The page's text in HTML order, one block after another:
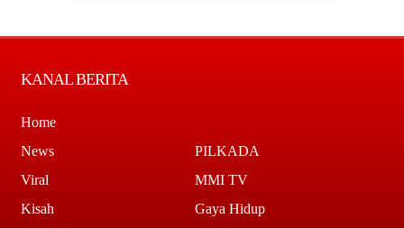
KANAL BERITA
Home
News
Viral
Kisah
PILKADA
MMI TV
Gaya Hidup